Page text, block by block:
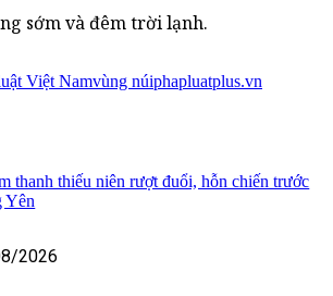
sớm và đêm trời lạnh.
Việt Namvùng núiphapluatplus.vn
thanh thiếu niên rượt đuổi, hỗn chiến trước
Yên
2026